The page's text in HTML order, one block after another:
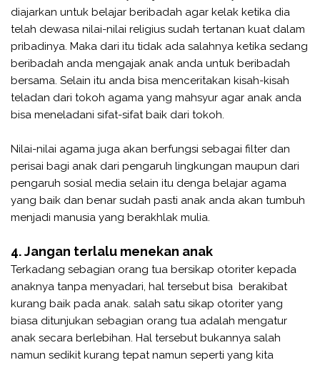
diajarkan untuk belajar beribadah agar kelak ketika dia
telah dewasa nilai-nilai religius sudah tertanan kuat dalam
pribadinya. Maka dari itu tidak ada salahnya ketika sedang
beribadah anda mengajak anak anda untuk beribadah
bersama. Selain itu anda bisa menceritakan kisah-kisah
teladan dari tokoh agama yang mahsyur agar anak anda
bisa meneladani sifat-sifat baik dari tokoh.
Nilai-nilai agama juga akan berfungsi sebagai filter dan
perisai bagi anak dari pengaruh lingkungan maupun dari
pengaruh sosial media selain itu denga belajar agama
yang baik dan benar sudah pasti anak anda akan tumbuh
menjadi manusia yang berakhlak mulia.
4. Jangan terlalu menekan anak
Terkadang sebagian orang tua bersikap otoriter kepada
anaknya tanpa menyadari, hal tersebut bisa berakibat
kurang baik pada anak. salah satu sikap otoriter yang
biasa ditunjukan sebagian orang tua adalah mengatur
anak secara berlebihan. Hal tersebut bukannya salah
namun sedikit kurang tepat namun seperti yang kita